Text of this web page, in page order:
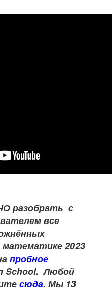
разобрать с
все
2023
пробное
School.Любой
сюда. Мы 13